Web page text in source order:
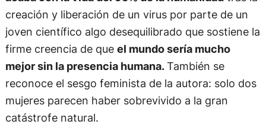
creación y liberación de un virus por parte de un
joven científico algo desequilibrado que sostiene la
firme creencia de que el mundo sería mucho
mejor sin la presencia humana.También se
reconoce el sesgo feminista de la autora: solo dos
mujeres parecen haber sobrevivido a la gran
catástrofe natural.